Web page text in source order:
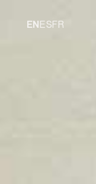
EN ESFR